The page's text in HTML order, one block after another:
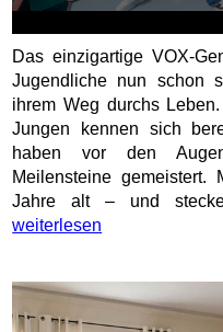
Das einzigartige VOX-
Jugendliche nun schon
ihrem Weg durchs
Jungen kennen sich
haben vor den
Meilensteine
Jahre alt – und
weiterlesen